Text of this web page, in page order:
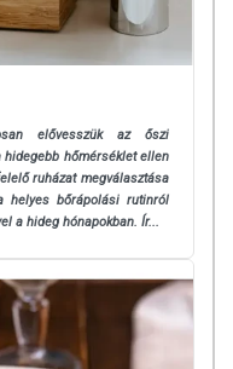
elővesszük az őszi
hidegebb hőmérséklet ellen
ruházat megválasztása
helyes bőrápolási rutinról
a hideg hónapokban. Ír...